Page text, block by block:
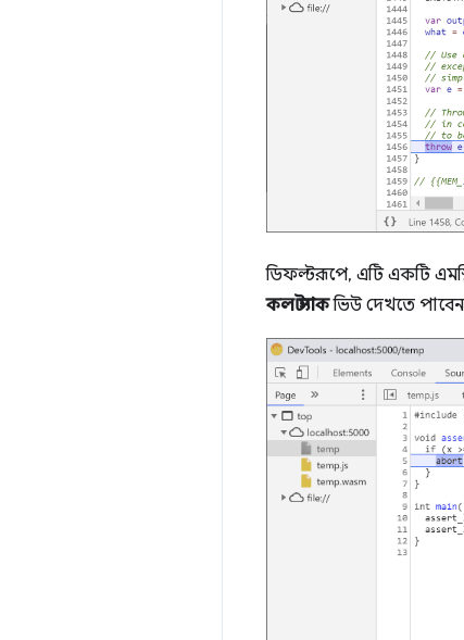
ডিফল্টরূপে, এটি একটি
কল স্ট্যাকভিউ দেখতে